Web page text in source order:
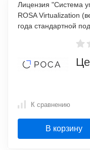
Лицензия "Система
ROSA Virtualization
года стандартной
К сравнению
В корзину